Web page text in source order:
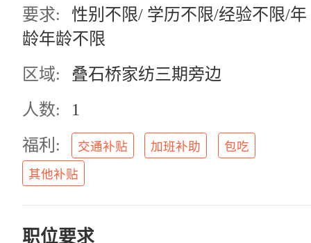
要求:
性别不限/ 学历不限/经验不限/年
龄年龄不限
区域:
叠石桥家纺三期旁边
人数:
1
福利:
交通补贴 加班补助
包吃
其他补贴
职位要求